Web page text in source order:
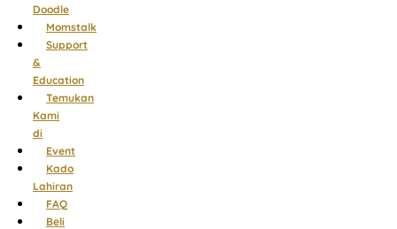
Doodle
Momstalk
Support
&
Education
Temukan
Kami
di
Event
Kado
Lahiran
FAQ
Beli